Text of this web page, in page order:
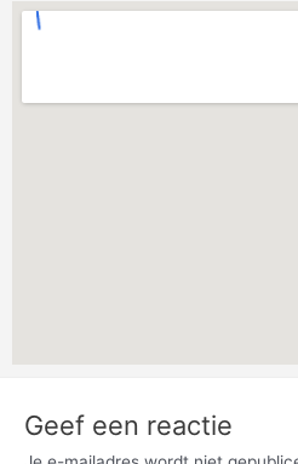
Geef een reactie